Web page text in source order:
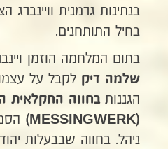
בנתינות גרמנית
בחיל התותחנים.
בתום המלחמה הוזמן
שלמה דיק לקבל על
הגננותבחווה החקלאית
(
MESSINGWERK
)
ניהל. בחווה שבבעלות